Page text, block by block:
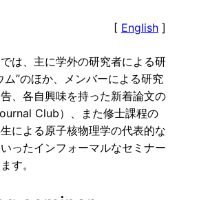
[ English ]
は、主に学外の研究者による研
ム”のほか、メンバーによる研究
、各自興味を持った新着論文の
Club）、また修士課程の
による原子核物理学の代表的な
ったインフォーマルなセミナー
す。